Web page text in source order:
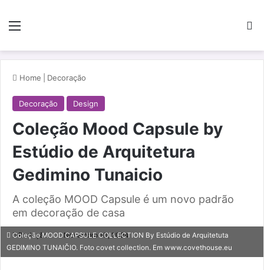
Menu
Home Decoração
Decoração Design
Coleção Mood Capsule by
Estúdio de Arquitetura
Gedimino Tunaicio
A coleção MOOD Capsule é um novo padrão
em decoração de casa
Redação Novembro 10, 2024
Coleção MOOD CAPSULE COLLECTION By Estúdio de Arquitetuta
GEDIMINO TUNAIČIO. Foto covet collection. Em www.covethouse.eu